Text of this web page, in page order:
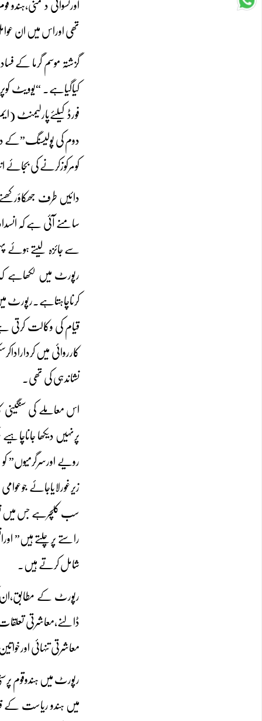
اورنسوانی
تھی اوراس میں ان
گزشتہ موسم گرما کے
دوم کی پولیسنگ”کے
کومرکوزکرنے کی بجائے
دائیں طرف
سامنے آئی ہے کہ
رپورٹ میں لکھاہے
کرناچاہتاہے۔رپورٹ
قیام کی وکالت کرتی
کارروائی میں
نشاندہی کی تھی۔
اس معاملے کی سنگینی
پرنہیں دیکھا
رویے اورسرگرمیوں”
زیرغورلایاجائے
سب کلچرہے جس میں
راستے پرچلتے ہیں”
شامل کرتے ہیں۔
رپورٹ کے مطابق،ان
ڈالنے،معاشرتی
معاشرتی تنہائی
میں ہندو ریاست کے